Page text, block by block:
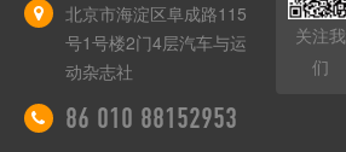
北京市海淀区阜成路115
号1号楼2门4层汽车与运
动杂志社
86 010 88152953
关注我
们